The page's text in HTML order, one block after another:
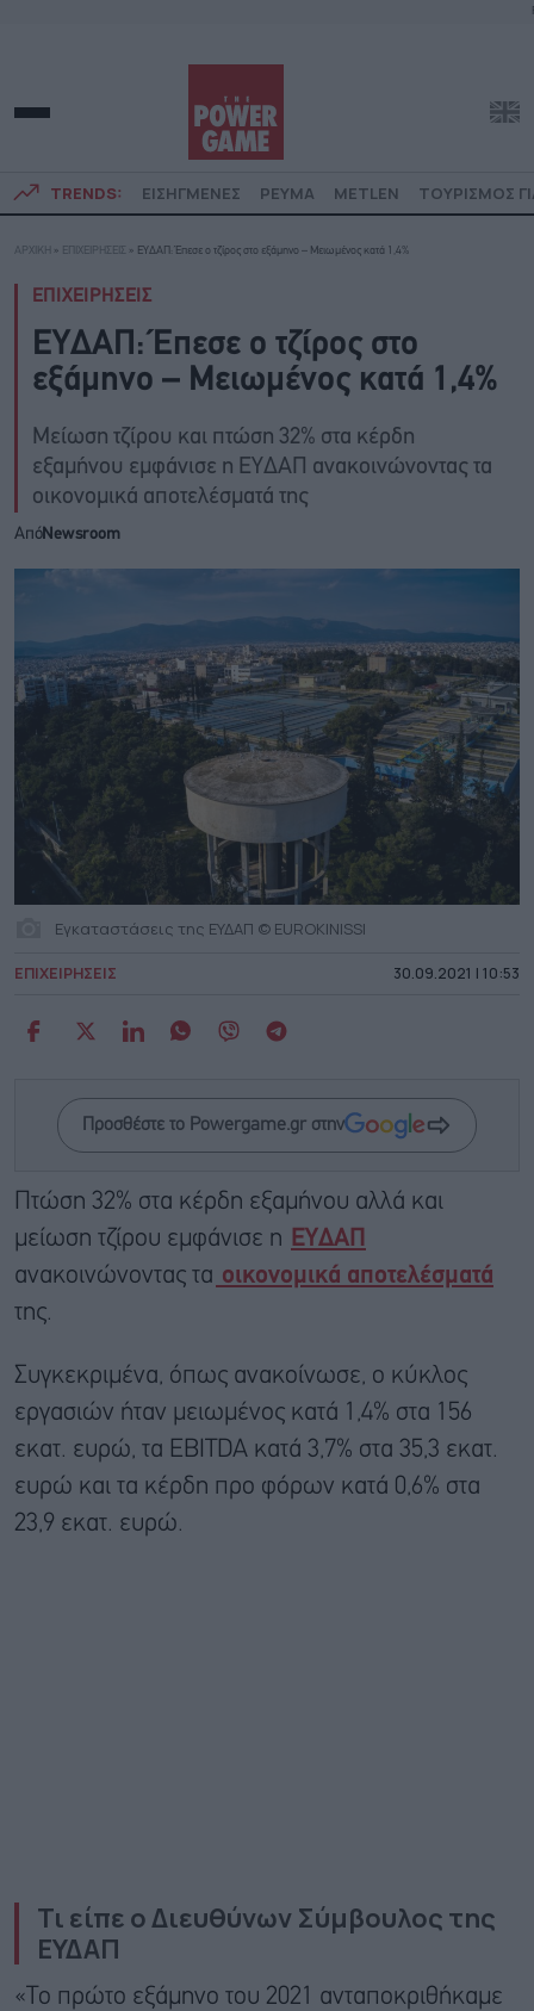
TRENDS: ΕΙΣΗΓΜΕΝΕΣ ΡΕΥΜΑ METLEN ΤΟΥΡΙΣΜΟΣ
ΑΡΧΙΚΗ » ΕΠΙΧΕΙΡΗΣΕΙΣ » ΕΥΔΑΠ: Έπεσε ο τζίρος στο εξάμηνο – Mειωμένος κατά 1,4%
ΕΠΙΧΕΙΡΗΣΕΙΣ
ΕΥΔΑΠ: Έπεσε ο τζίρος στο
εξάμηνο – Mειωμένος κατά 1,4%
Μείωση τζίρου και πτώση 32% στα κέρδη
εξαμήνου εμφάνισε η ΕΥΔΑΠ ανακοινώνοντας τα
οικονομικά αποτελέσματά της
ΑπόNewsroom
Εγκαταστάσεις της ΕΥΔΑΠ © EUROKINISSI
ΕΠΙΧΕΙΡΗΣΕΙΣ 30.09.2021 | 10:53
Προσθέστε το Powergame.gr στην
Πτώση 32% στα κέρδη εξαμήνου αλλά και
μείωση τζίρου εμφάνισε η
ΕΥΔΑΠ
ανακοινώνοντας τα οικονομικά αποτελέσματά
της.
Συγκεκριμένα, όπως ανακοίνωσε, ο κύκλος
εργασιών ήταν μειωμένος κατά 1,4% στα 156
εκατ. ευρώ, τα EBITDA κατά 3,7% στα 35,3 εκατ.
ευρώ και τα κέρδη προ φόρων κατά 0,6% στα
23,9 εκατ. ευρώ.
Τι είπε ο Διευθύνων Σύμβουλος της
ΕΥΔΑΠ
«Το πρώτο εξάμηνο του 2021 ανταποκριθήκαμε